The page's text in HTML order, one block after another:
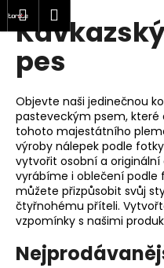
Přejít
obsah
Nákupní
košík
pes
Objevte naši jedinečnou
pasteveckým psem, které
tohoto majestátního
výroby nálepek podle
vytvořit osobní a originální
vyrábíme i oblečení podle
můžete přizpůsobit svůj
čtyřnohému příteli.
vzpomínky s našimi
K
o Zpět
Zpět
C
o
p
o
t
ř
e
b
u